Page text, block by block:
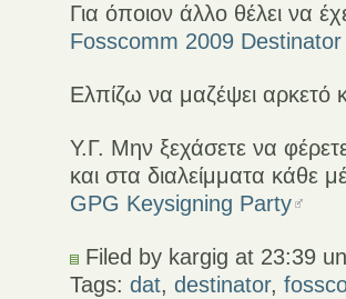
Για όποιον άλλο θέλει να
Fosscomm 2009
Ελπίζω να μαζέψει
Υ.Γ. Μην ξεχάσετε να
και στα διαλείμματα κάθε
GPG Keysigning Party
Filed by kargig at 23:39
Tags:dat,destinator,